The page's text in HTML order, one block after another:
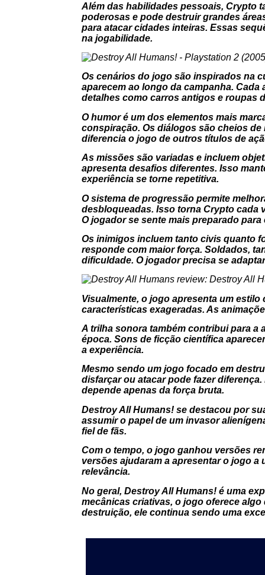
Além das habilidades pessoais, Crypto
poderosas e pode destruir grandes
para atacar cidades inteiras. Essas
na jogabilidade.
Os cenários do jogo são inspirados na
aparecem ao longo da campanha.
detalhes como carros antigos e roupas
O humor é um dos elementos mais
conspiração. Os diálogos são cheios
diferencia o jogo de outros títulos de
As missões são variadas e incluem
apresenta desafios diferentes. Isso
experiência se torne repetitiva.
O sistema de progressão permite
desbloqueadas. Isso torna Crypto cada
O jogador se sente mais preparado
Os inimigos incluem tanto civis quanto
responde com maior força. Soldados,
dificuldade. O jogador precisa se
Visualmente, o jogo apresenta um
características exageradas. As
A trilha sonora também contribui para a
época. Sons de ficção científica
a experiência.
Mesmo sendo um jogo focado em
disfarçar ou atacar pode fazer
depende apenas da força bruta.
Destroy All Humans! se destacou por
assumir o papel de um invasor
fiel de fãs.
Com o tempo, o jogo ganhou versões
versões ajudaram a apresentar o jogo
relevância.
No geral, Destroy All Humans! é uma
mecânicas criativas, o jogo oferece
destruição, ele continua sendo uma